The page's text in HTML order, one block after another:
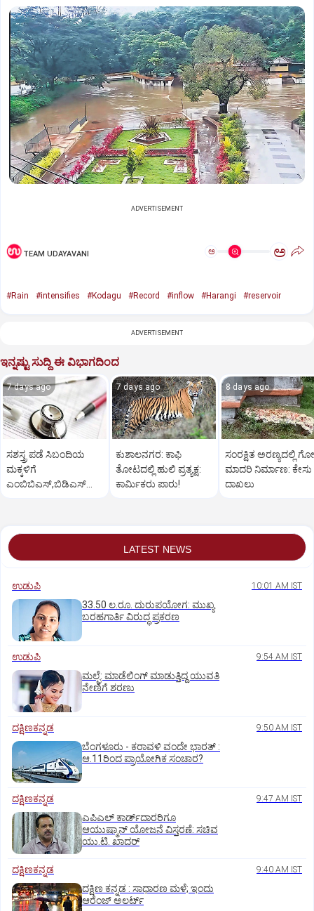
ADVERTISEMENT
TEAM UDAYAVANI ಅ ಅ
#Rain #intensifies #Kodagu #Record #inflow #Harangi #reservoir
ADVERTISEMENT
ಇನ್ನಷ್ಟು ಸುದ್ದಿ ಈ ವಿಭಾಗದಿಂದ
7 days ago
ಸಶಸ್ತ್ರ ಪಡೆ ಸಿಬಂದಿಯ
ಮಕ್ಕಳಿಗೆ
ಎಂಬಿಬಿಎಸ್‌,ಬಿಡಿಎಸ್‌
7 days ago
ಕುಶಾಲನಗರ: ಕಾಫಿ
ತೋಟದಲ್ಲಿ ಹುಲಿ ಪ್ರತ್ಯಕ್ಷ:
ಕಾರ್ಮಿಕರು ಪಾರು!
8 days ago
ಸಂರಕ್ಷಿತ ಅರಣ್ಯದಲ್ಲಿ
ಮಾದರಿ ನಿರ್ಮಾಣ: ಕೇಸು
ದಾಖಲು
LATEST NEWS
ಉಡುಪಿ 10:01 AM IST
33.50 ಲ.ರೂ. ದುರುಪಯೋಗ: ಮುಖ್ಯ
ಬರಹಗಾರ್ತಿ ವಿರುದ್ಧ ಪ್ರಕರಣ
ಉಡುಪಿ 9:54 AM IST
ಮಲ್ಪೆ: ಮಾಡೆಲಿಂಗ್ ಮಾಡುತ್ತಿದ್ದ ಯುವತಿ
ನೇಣಿಗೆ ಶರಣು
ದಕ್ಷಿಣಕನ್ನಡ 9:50 AM IST
ಬೆಂಗಳೂರು - ಕರಾವಳಿ ವಂದೇ ಭಾರತ್‌ :
ಆ.11ರಿಂದ ಪ್ರಾಯೋಗಿಕ ಸಂಚಾರ?
ದಕ್ಷಿಣಕನ್ನಡ 9:47 AM IST
ಎಪಿಎಲ್‌ ಕಾರ್ಡ್‌ದಾರರಿಗೂ
ಆಯುಷ್ಮಾನ್‌ ಯೋಜನೆ ವಿಸ್ತರಣೆ: ಸಚಿವ
ಯು.ಟಿ. ಖಾದರ್
ದಕ್ಷಿಣಕನ್ನಡ 9:40 AM IST
ದಕ್ಷಿಣ ಕನ್ನಡ : ಸಾಧಾರಣ ಮಳೆ; ಇಂದು
ಆರೆಂಜ್‌ ಅಲರ್ಟ್